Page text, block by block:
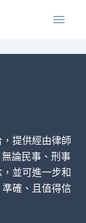
提供經由律師
論民事、刑事
並可進一步和
確、且值得信